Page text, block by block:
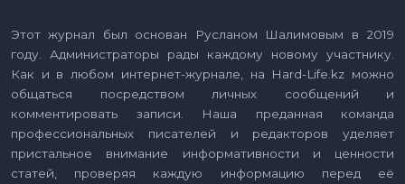
Этот журнал был основан Русланом Шалимовым в 2019
году. Администраторы рады каждому новому участнику.
Как и в любом интернет-журнале, на Hard-Life.kz можно
общаться посредством личных сообщений и
комментировать записи. Наша преданная команда
профессиональных писателей и редакторов уделяет
пристальное внимание информативности и ценности
статей, проверяя каждую информацию перед её